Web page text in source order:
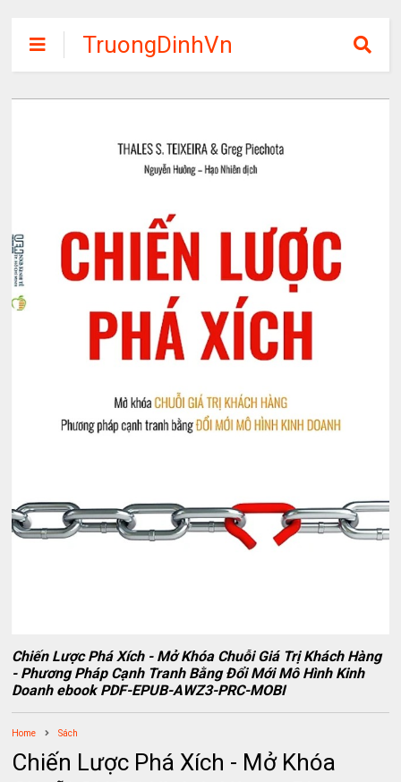
TruongDinhVn
Chia sẽ ebook,
các khóa học,
tập miễn phí
Chiến Lược Phá Xích - Mở Khóa Chuỗi Giá Trị Khách Hàng
- Phương Pháp Cạnh Tranh Bằng Đổi Mới Mô Hình Kinh
Doanh ebook PDF-EPUB-AWZ3-PRC-MOBI
Home Sách
Chiến Lược Phá Xích - Mở Khóa